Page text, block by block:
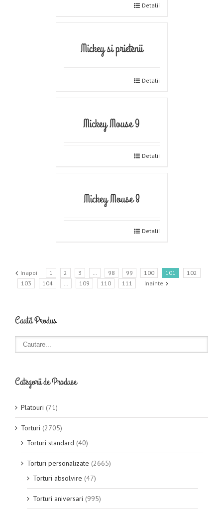
Detalii
Mickey si prietenii
Detalii
Mickey Mouse 9
Detalii
Mickey Mouse 8
Detalii
Inapoi 1 2 3 … 98 99 100 101
102
103
104 … 109 110 111 Inainte
Caută Produs
Categorii de Produse
Platouri (71)
Torturi (2705)
Torturi standard (40)
Torturi personalizate (2665)
Torturi absolvire (47)
Torturi aniversari (995)